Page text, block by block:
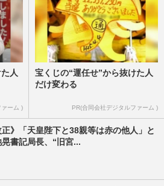
人
ァーム )
宝くじの“運任せ”から抜けた人
だけ変わる
PR(合同会社デジタルファーム )
正》「天皇陛下と38親等は赤の他人」と
書記局長、“旧宮...